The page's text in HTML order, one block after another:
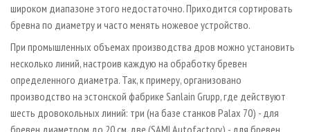
широком диапазоне этого недостаточно. Приходится сортировать
бревна по диаметру и часто менять ножевое устройство.
При промышленных объемах производства дров можно установить
несколько линий, настроив каждую на обработку бревен
определенного диаметра. Так, к примеру, организовано
производство на эстонской фабрике Sanlain Grupp, где действуют
шесть дровокольных линий: три (на базе станков Palax 70) - для
бревен диаметром до 20 см, две (SAMI Autofactory) - для бревен